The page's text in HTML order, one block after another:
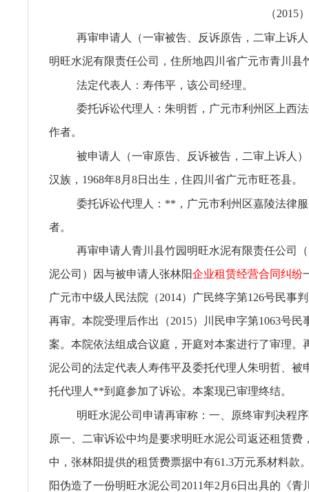
（2015
再审申请人（一审被告、反诉原告，二审上诉
明旺水泥有限责任公司，住所地四川省广元市青川县
法定代表人：寿伟平，该公司经理。
委托诉讼代理人：朱明哲，广元市利州区上西
作者。
被申请人（一审原告、反诉被告，二审上诉人
汉族，1968年8月8日出生，住四川省广元市旺苍县。
委托诉讼代理人：**，广元市利州区嘉陵法律
者。
再审申请人青川县竹园明旺水泥有限责任公司
泥公司）因与被申请人张林阳企业租赁经营合同纠纷
广元市中级人民法院（2014）广民终字第126号民事
再审。本院受理后作出（2015）川民申字第1063号民
案。本院依法组成合议庭，开庭对本案进行了审理。
泥公司的法定代表人寿伟平及委托代理人朱明哲、被
托代理人**到庭参加了诉讼。本案现已审理终结。
明旺水泥公司申请再审称：一、原终审判决程
原一、二审诉讼中均是要求明旺水泥公司返还租赁费
中，张林阳提供的租赁费票据中有61.3万元系材料款
阳伪造了一份明旺水泥公司2011年2月6日出具的《青